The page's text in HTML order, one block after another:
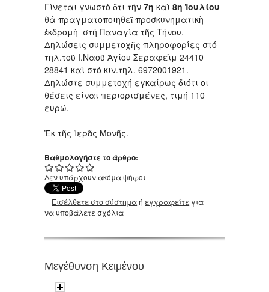
Γίνεται γνωστὸ ὅτι τήν 7η καὶ 8η Ἰουλίου
θὰ πραγματοποιηθεῖ προσκυνηματικὴ
ἐκδρομὴ στή Παναγία τῆς Τήνου.
Δηλώσεις συμμετοχῆς πληροφορίες στό
τηλ.τοῦ Ι.Ναοῦ Ἁγίου Σεραφεὶμ 24410
28841 καὶ στό κιν.τηλ. 6972001921.
Δηλώστε συμμετοχή εγκαίρως διότι οι
θέσεις είναι περιορισμένες, τιμή 110
ευρώ.
Ἐκ τῆς Ἱερᾶς Μονῆς.
Βαθμολογήστε το άρθρο:
Δεν υπάρχουν ακόμα ψήφοι
Εισέλθετε στο σύστημαή εγγραφείτε για
να υποβάλετε σχόλια
Μεγέθυνση Κειμένου